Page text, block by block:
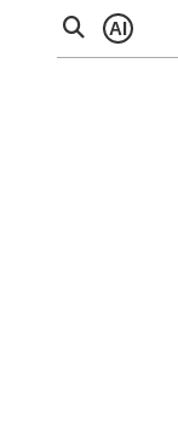
AI